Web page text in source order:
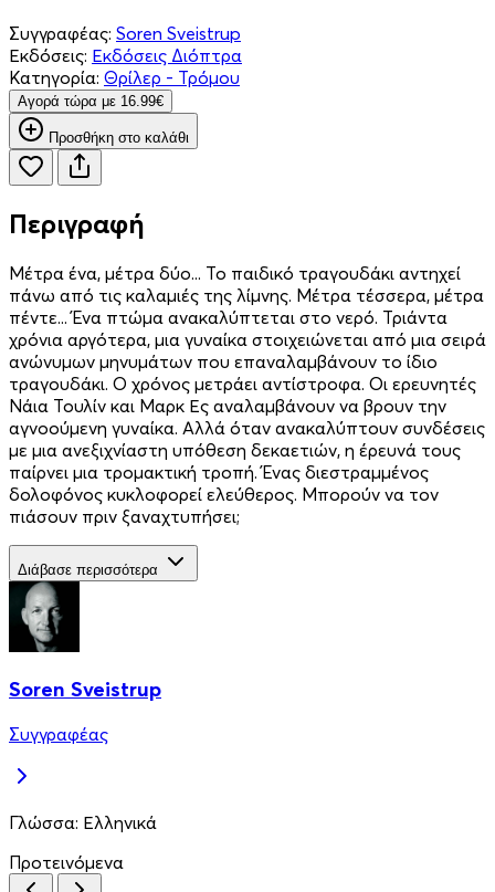
Συγγραφέας: Soren Sveistrup
Εκδόσεις: Εκδόσεις Διόπτρα
Κατηγορία: Θρίλερ - Τρόμου
Aγορά τώρα με 16.99€
Προσθήκη στο καλάθι
Περιγραφή
Μέτρα ένα, μέτρα δύο... Το παιδικό τραγουδάκι αντηχεί
πάνω από τις καλαμιές της λίμνης. Μέτρα τέσσερα, μέτρα
πέντε... Ένα πτώμα ανακαλύπτεται στο νερό. Τριάντα
χρόνια αργότερα, μια γυναίκα στοιχειώνεται από μια σειρά
ανώνυμων μηνυμάτων που επαναλαμβάνουν το ίδιο
τραγουδάκι. O χρόνος μετράει αντίστροφα. Οι ερευνητές
Νάια Τουλίν και Μαρκ Ες αναλαμβάνουν να βρουν την
αγνοούμενη γυναίκα. Αλλά όταν ανακαλύπτουν συνδέσεις
με μια ανεξιχνίαστη υπόθεση δεκαετιών, η έρευνά τους
παίρνει μια τρομακτική τροπή. Ένας διεστραμμένος
δολοφόνος κυκλοφορεί ελεύθερος. Μπορούν να τον
πιάσουν πριν ξαναχτυπήσει;
Διάβασε περισσότερα
Soren Sveistrup
Συγγραφέας
Γλώσσα: Ελληνικά
Προτεινόμενα